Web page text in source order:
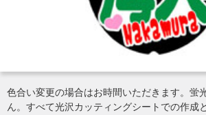
色合い変更の場合はお時間いただきます。蛍
ん。すべて光沢カッティングシートでの作成